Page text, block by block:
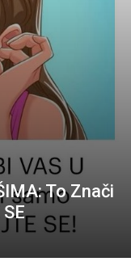
To Znači